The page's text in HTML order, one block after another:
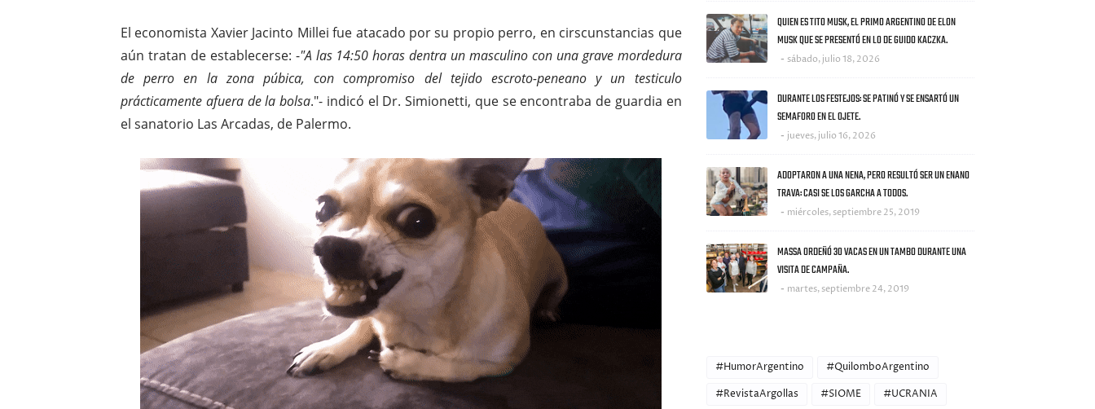
El economista Xavier Jacinto Millei fue atacado por su propio perro, en cirscunstancias que
aún tratan de establecerse: -"A las 14:50 horas dentra un masculino con una grave mordedura
de perro en la zona púbica, con compromiso del tejido escroto-peneano y un testiculo
prácticamente afuera de la bolsa."- indicó el Dr. Simionetti, que se encontraba de guardia en
el sanatorio Las Arcadas, de Palermo.
QUIEN ES TITO MUSK, EL PRIMO ARGENTINO DE ELON
MUSK QUE SE PRESENTÓ EN LO DE GUIDO KACZKA.
sábado, julio 18, 2026
DURANTE LOS FESTEJOS: SE PATINÓ Y SE ENSARTÓ UN
SEMAFORO EN EL OJETE.
jueves, julio 16, 2026
ADOPTARON A UNA NENA, PERO RESULTÓ SER UN ENANO
TRAVA: CASI SE LOS GARCHA A TODOS.
miércoles, septiembre 25, 2019
MASSA ORDEÑÓ 30 VACAS EN UN TAMBO DURANTE UNA
VISITA DE CAMPAÑA.
martes, septiembre 24, 2019
#HumorArgentino
#QuilomboArgentino
#RevistaArgollas
#SIOME
#UCRANIA